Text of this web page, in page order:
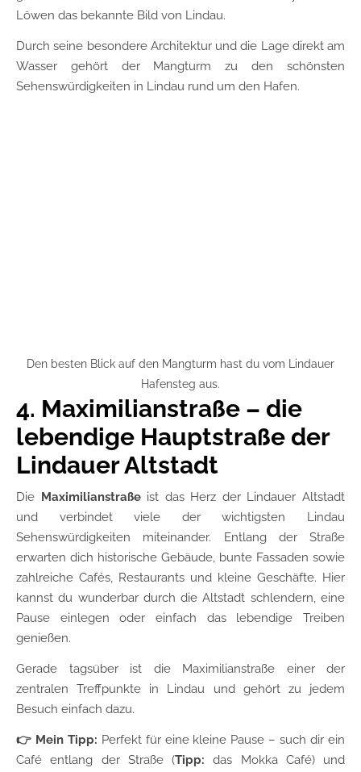
Löwen das bekannte Bild von Lindau.
Durch seine besondere Architektur und die Lage direkt am
Wasser gehört der Mangturm zu den schönsten
Sehenswürdigkeiten in Lindau rund um den Hafen.
Den besten Blick auf den Mangturm hast du vom Lindauer
Hafensteg aus.
4. Maximilianstraße – die
lebendige Hauptstraße der
Lindauer Altstadt
Die Maximilianstraßeist das Herz der Lindauer Altstadt
und verbindet viele der wichtigsten Lindau
Sehenswürdigkeiten miteinander. Entlang der Straße
erwarten dich historische Gebäude, bunte Fassaden sowie
zahlreiche Cafés, Restaurants und kleine Geschäfte. Hier
kannst du wunderbar durch die Altstadt schlendern, eine
Pause einlegen oder einfach das lebendige Treiben
genießen.
Gerade tagsüber ist die Maximilianstraße einer der
zentralen Treffpunkte in Lindau und gehört zu jedem
Besuch einfach dazu.
👉 Mein Tipp: Perfekt für eine kleine Pause – such dir ein
Café entlang der Straße (Tipp: das Mokka Café) und